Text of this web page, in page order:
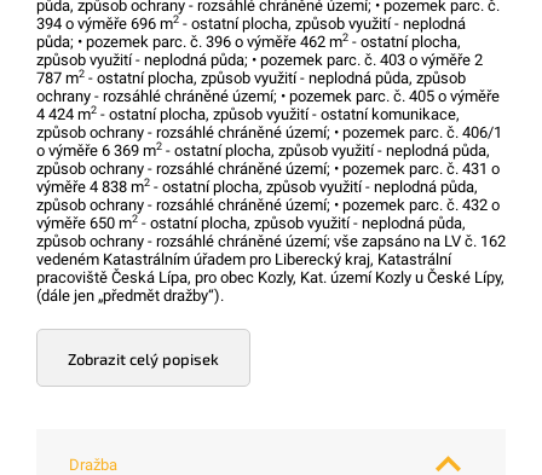
půda, způsob ochrany - rozsáhlé chráněné území; • pozemek parc. č.
394 o výměře 696 m2 - ostatní plocha, způsob využití - neplodná
půda; • pozemek parc. č. 396 o výměře 462 m2 - ostatní plocha,
způsob využití - neplodná půda; • pozemek parc. č. 403 o výměře 2
787 m2 - ostatní plocha, způsob využití - neplodná půda, způsob
ochrany - rozsáhlé chráněné území; • pozemek parc. č. 405 o výměře
4 424 m2 - ostatní plocha, způsob využití - ostatní komunikace,
způsob ochrany - rozsáhlé chráněné území; • pozemek parc. č. 406/1
o výměře 6 369 m2 - ostatní plocha, způsob využití - neplodná půda,
způsob ochrany - rozsáhlé chráněné území; • pozemek parc. č. 431 o
výměře 4 838 m2 - ostatní plocha, způsob využití - neplodná půda,
způsob ochrany - rozsáhlé chráněné území; • pozemek parc. č. 432 o
výměře 650 m2 - ostatní plocha, způsob využití - neplodná půda,
způsob ochrany - rozsáhlé chráněné území; vše zapsáno na LV č. 162
vedeném Katastrálním úřadem pro Liberecký kraj, Katastrální
pracoviště Česká Lípa, pro obec Kozly, Kat. území Kozly u České Lípy,
(dále jen „předmět dražby“).
Zobrazit celý popisek
Dražba